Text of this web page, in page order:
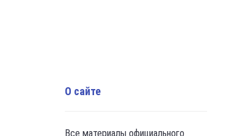
О сайте
Все материалы официального